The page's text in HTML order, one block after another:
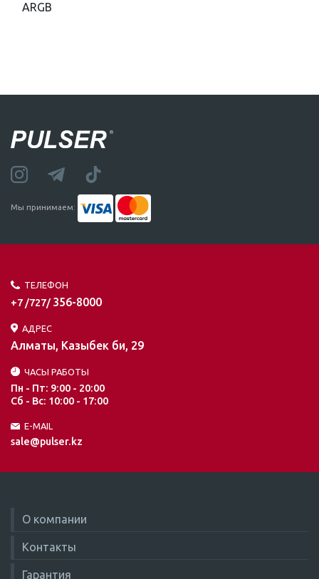
ARGB
Мы принимаем:
ТЕЛЕФОН
+7 /727/ 356-8000
АДРЕС
Алматы, Казыбек би, 29
ЧАСЫ РАБОТЫ
Пн - Пт: 9:00 - 20:00
Сб - Вс: 10:00 - 17:00
E-MAIL
sale@pulser.kz
О компании
Контакты
Гарантия